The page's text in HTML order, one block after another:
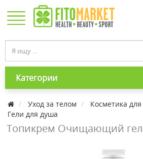
Категории
Уход за телом
Косметика
Гели для душа
Топикрем Очищающий